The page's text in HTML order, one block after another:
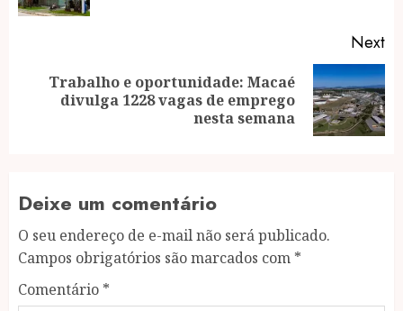
Next
Next
Trabalho e oportunidade: Macaé
divulga 1228 vagas de emprego
nesta semana
Deixe um comentário
O seu endereço de e-mail não será publicado.
Campos obrigatórios são marcados com *
Comentário *